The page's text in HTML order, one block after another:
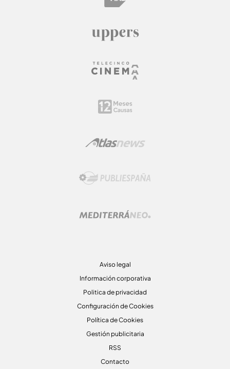
Aviso legal
Información corporativa
Politica de privacidad
Configuración de Cookies
Política de Cookies
Gestión publicitaria
RSS
Contacto